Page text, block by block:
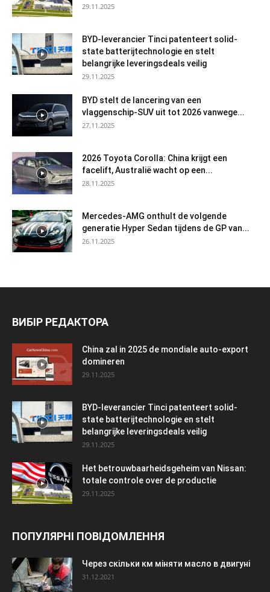
29.11.2025
BYD-leverancier Tinci patenteert solid-
state batterijtechnologie en stelt
belangrijke leveringsdeals veilig
29.11.2025
BYD stelt de lancering van een
vlaggenschip-SUV uit tot 2026 vanwege...
27.11.2025
2026 Toyota Corolla: China krijgt een
facelift, Australië wacht op een...
28.11.2025
Mercedes-AMG onthult de volgende
generatie Hyper Sedan tijdens de GP van...
26.11.2025
ВИБІР РЕДАКТОРА
China zal in 2025 de mondiale auto-export
domineren
29.11.2025
BYD-leverancier Tinci patenteert solid-
state batterijtechnologie en stelt
belangrijke leveringsdeals veilig
29.11.2025
Het betrouwbaarheidsgeheim van Nissan:
totale controle over de productie
29.11.2025
ПОПУЛЯРНІ ПОВІДОМЛЕННЯ
Через скільки км міняти масло в двигуні
31.12.2021